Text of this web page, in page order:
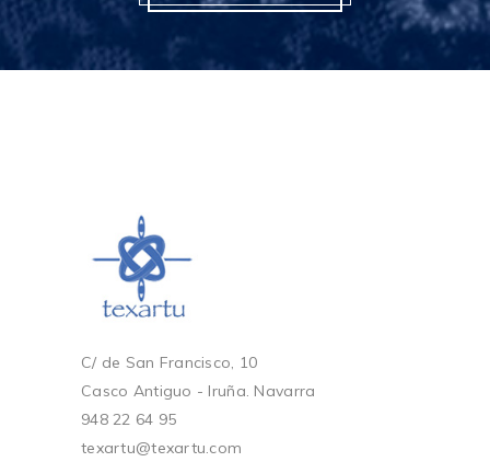
C/ de San Francisco, 10
Casco Antiguo - Iruña. Navarra
948 22 64 95
texartu@texartu.com